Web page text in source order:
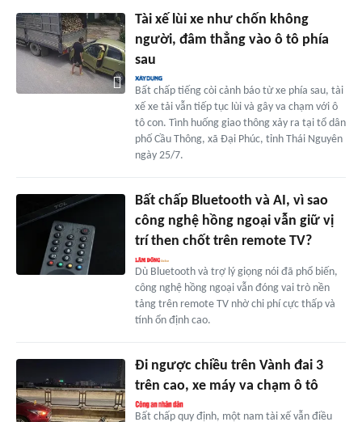
Tài xế lùi xe như chốn không
người, đâm thẳng vào ô tô phía
sau
Bất chấp tiếng còi cảnh báo từ xe phía sau, tài
xế xe tải vẫn tiếp tục lùi và gây va chạm với ô
tô con. Tình huống giao thông xảy ra tại tổ dân
phố Cầu Thông, xã Đại Phúc, tỉnh Thái Nguyên
ngày 25/7.
Bất chấp Bluetooth và AI, vì sao
công nghệ hồng ngoại vẫn giữ vị
trí then chốt trên remote TV?
Dù Bluetooth và trợ lý giọng nói đã phổ biến,
công nghệ hồng ngoại vẫn đóng vai trò nền
tảng trên remote TV nhờ chi phí cực thấp và
tính ổn định cao.
Đi ngược chiều trên Vành đai 3
trên cao, xe máy va chạm ô tô
Bất chấp quy định, một nam tài xế vẫn điều